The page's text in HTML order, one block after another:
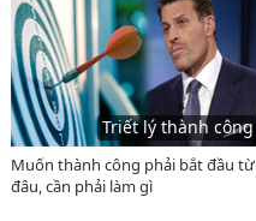
Triết lý thành công
Muốn thành công phải bắt đầu từ
đâu, cần phải làm gì